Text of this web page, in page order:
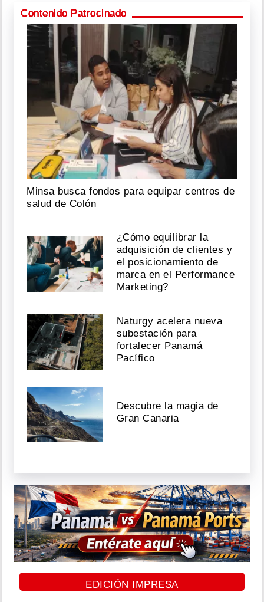
Contenido Patrocinado
Minsa busca fondos para equipar centros de
salud de Colón
¿Cómo equilibrar la
adquisición de clientes y
el posicionamiento de
marca en el Performance
Marketing?
Naturgy acelera nueva
subestación para
fortalecer Panamá
Pacífico
Descubre la magia de
Gran Canaria
EDICIÓN IMPRESA